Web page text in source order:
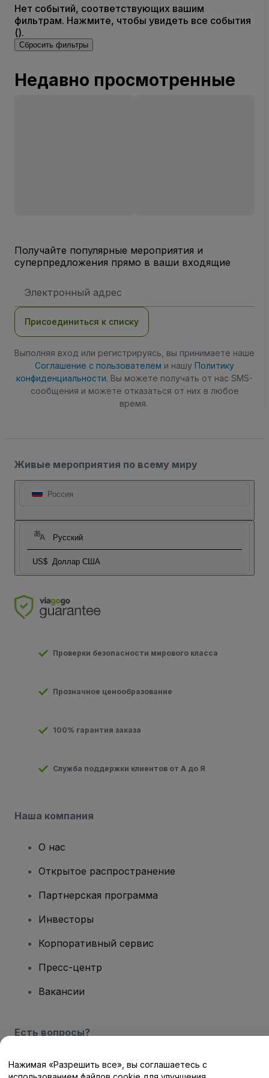
Нет событий, соответствующих вашим
фильтрам. Нажмите, чтобы увидеть все события
().
Сбросить фильтры
Недавно просмотренные
Получайте популярные мероприятия и
суперпредложения прямо в ваши входящие
электронной
Присоединиться к списку
Выполняя вход или регистрируясь, вы принимаете наше
Соглашение с пользователем и нашу Политику
конфиденциальности. Вы можете получать от нас SMS-
сообщения и можете отказаться от них в любое
время.
Живые мероприятия по всему миру
Россия
Русский
US$ Доллар США
Проверки безопасности мирового класса
Прозначное ценообразование
100% гарантия заказа
Служба поддержки клиентов от А до Я
Наша компания
О нас
Открытое распространение
Партнерская программа
Инвесторы
Корпоративный сервис
Пресс-центр
Вакансии
Есть вопросы?
Центр помощи / Свяжитесь с нами
Нажимая «Разрешить все», вы соглашаетесь с